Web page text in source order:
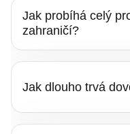
Jak probíhá celý
zahraničí?
přihlášení auta v
konkrétní vůz,
Jak dlouho trvá